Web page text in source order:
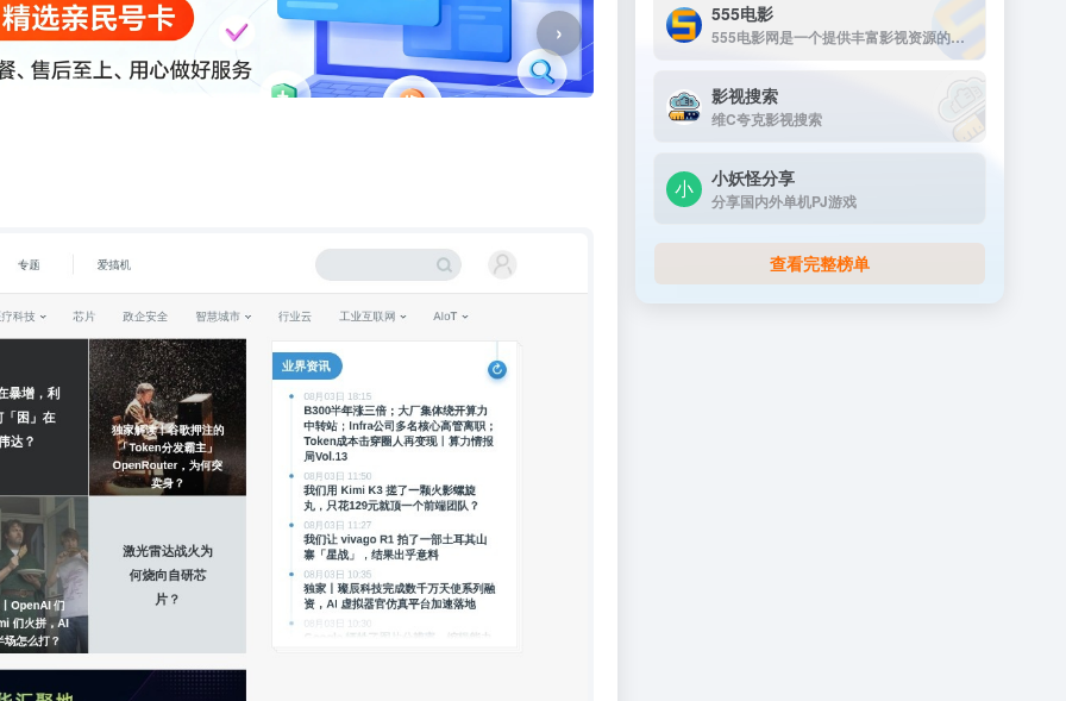
›
555电影
555电影网是一个提供丰富影视资源的在线观看平台，致力于为用户提供高清、无广告的观影体验。该网站涵盖多种类型的影视内容，包括电影、电视剧、动漫、综艺等，满足不同观众的需求。
影视搜索
维C夸克影视搜索
小妖怪分享
分享国内外单机PJ游戏
查看完整榜单